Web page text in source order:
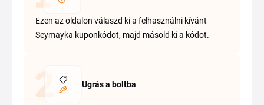
Ezen az oldalon válaszd ki a felhasználni kívánt
Seymayka kuponkódot, majd másold ki a kódot.
Ugrás a boltba